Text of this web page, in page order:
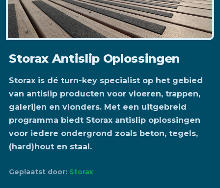
Storax Antislip Oplossingen
Storax is dé turn-key specialist op het gebied
van antislip producten voor vloeren, trappen,
galerijen en vlonders. Met een uitgebreid
programma biedt Storax antislip oplossingen
voor iedere ondergrond zoals beton, tegels,
(hard)hout en staal.
Geplaatst door: Storax